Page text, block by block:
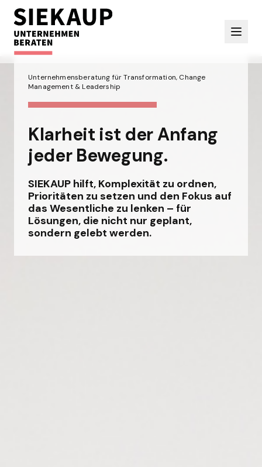
Unternehmensberatung für Transformation, Change
Management & Leadership
Klarheit ist der Anfang
jeder Bewegung.
SIEKAUP hilft, Komplexität zu ordnen,
Prioritäten zu setzen und den Fokus auf
das Wesentliche zu lenken – für
Lösungen, die nicht nur geplant,
sondern gelebt werden.